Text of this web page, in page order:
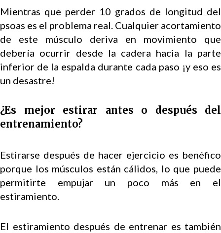
Mientras que perder 10 grados de longitud del
psoas es el problema real. Cualquier acortamiento
de este músculo deriva en movimiento que
debería ocurrir desde la cadera hacia la parte
inferior de la espalda durante cada paso ¡y eso es
un desastre!
¿Es mejor estirar antes o después del
entrenamiento?
Estirarse después de hacer ejercicio es benéfico
porque los músculos están cálidos, lo que puede
permitirte empujar un poco más en el
estiramiento.
El estiramiento después de entrenar es también